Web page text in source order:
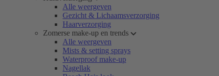
Alle weergeven
Gezicht & Lichaamsverzorging
Haarverzorging
Zomerse make-up en trends
Alle weergeven
Mists & setting sprays
Waterproof make-up
Nagellak